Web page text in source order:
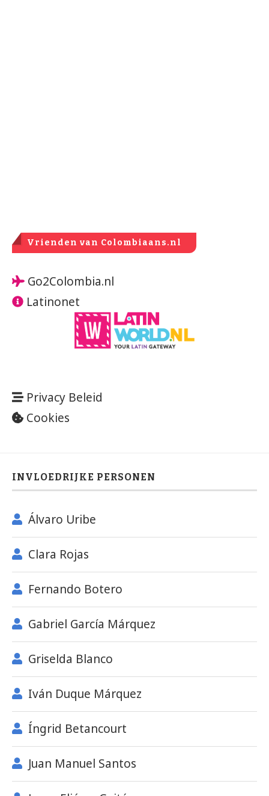
Vrienden van Colombiaans.nl
Go2Colombia.nl
Latinonet
Privacy Beleid
Cookies
INVLOEDRIJKE PERSONEN
Álvaro Uribe
Clara Rojas
Fernando Botero
Gabriel García Márquez
Griselda Blanco
Iván Duque Márquez
Íngrid Betancourt
Juan Manuel Santos